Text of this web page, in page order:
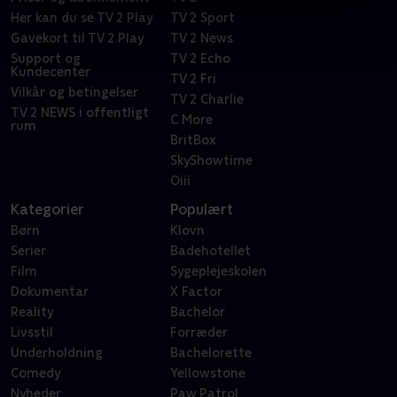
Her kan du se TV 2 Play
Gavekort til TV 2 Play
Support og
Kundecenter
Vilkår og betingelser
TV 2 NEWS i offentligt
rum
TV 2 Sport
TV 2 News
TV 2 Echo
TV 2 Fri
TV 2 Charlie
C More
BritBox
SkyShowtime
Oiii
Kategorier
Børn
Serier
Film
Dokumentar
Reality
Livsstil
Underholdning
Comedy
Nyheder
Populært
Klovn
Badehotellet
Sygeplejeskolen
X Factor
Bachelor
Forræder
Bachelorette
Yellowstone
Paw Patrol